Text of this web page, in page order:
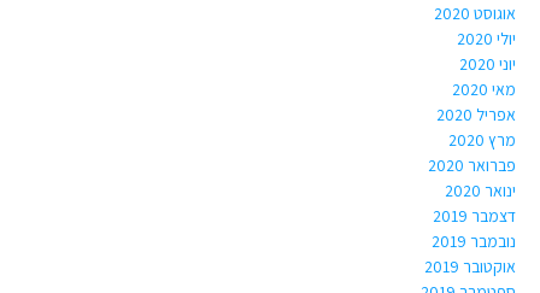
אוגוסט 2020
יולי 2020
יוני 2020
מאי 2020
אפריל 2020
מרץ 2020
פברואר 2020
ינואר 2020
דצמבר 2019
נובמבר 2019
אוקטובר 2019